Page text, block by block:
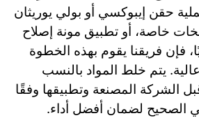
حقن إيبوكسي أو بولي يوريثان
خاصة، أو تطبيق مونة إصلاح
فإن فريقنا يقوم بهذه الخطوة
يتم خلط المواد بالنسب
الشركة المصنعة وتطبيقها وفقًا
الصحيح لضمان أفضل أداء.